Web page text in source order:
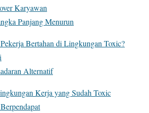
Karyawan
Panjang Menurun
Bertahan di Lingkungan Toxic?
Alternatif
Kerja yang Sudah Toxic